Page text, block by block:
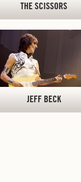
THE SCISSORS
JEFF BECK